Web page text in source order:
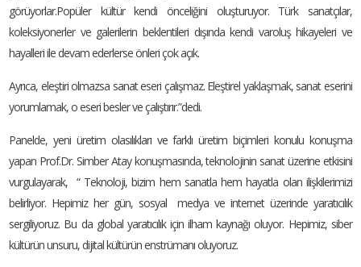
görüyorlar.Popüler kültür kendi önceliğini oluşturuyor. Türk sanatçılar,
koleksiyonerler ve galerilerin beklentileri dışında kendi varoluş hikayeleri ve
hayalleri ile devam ederlerse önleri çok açık.
Ayrıca, eleştiri olmazsa sanat eseri çalışmaz. Eleştirel yaklaşmak, sanat eserini
yorumlamak, o eseri besler ve çalıştırır.”dedi.
Panelde, yeni üretim olasılıkları ve farklı üretim biçimleri konulu konuşma
yapan Prof.Dr. Simber Atay konuşmasında, teknolojinin sanat üzerine etkisini
vurgulayarak, “ Teknoloji, bizim hem sanatla hem hayatla olan ilişkilerimizi
belirliyor. Hepimiz her gün, sosyal medya ve internet üzerinde yaratıcılık
sergiliyoruz. Bu da global yaratıcılık için ilham kaynağı oluyor. Hepimiz, siber
kültürün unsuru, dijital kültürün enstrümanı oluyoruz.